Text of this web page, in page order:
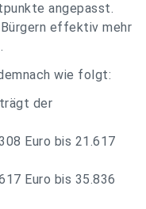
angepasst.
effektiv mehr
wie folgt:
der
Euro bis 21.617
Euro bis 35.836